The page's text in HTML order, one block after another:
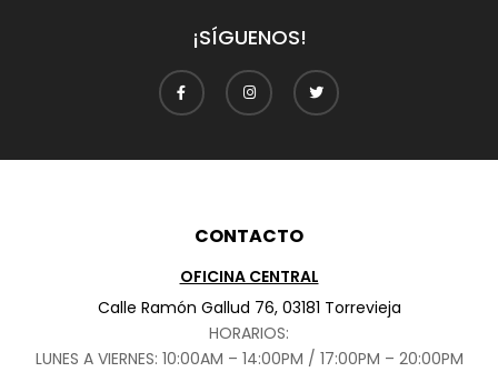
¡SÍGUENOS!
CONTACTO
OFICINA CENTRAL
Calle Ramón Gallud 76, 03181 Torrevieja
HORARIOS:
LUNES A VIERNES: 10:00AM – 14:00PM / 17:00PM – 20:00PM